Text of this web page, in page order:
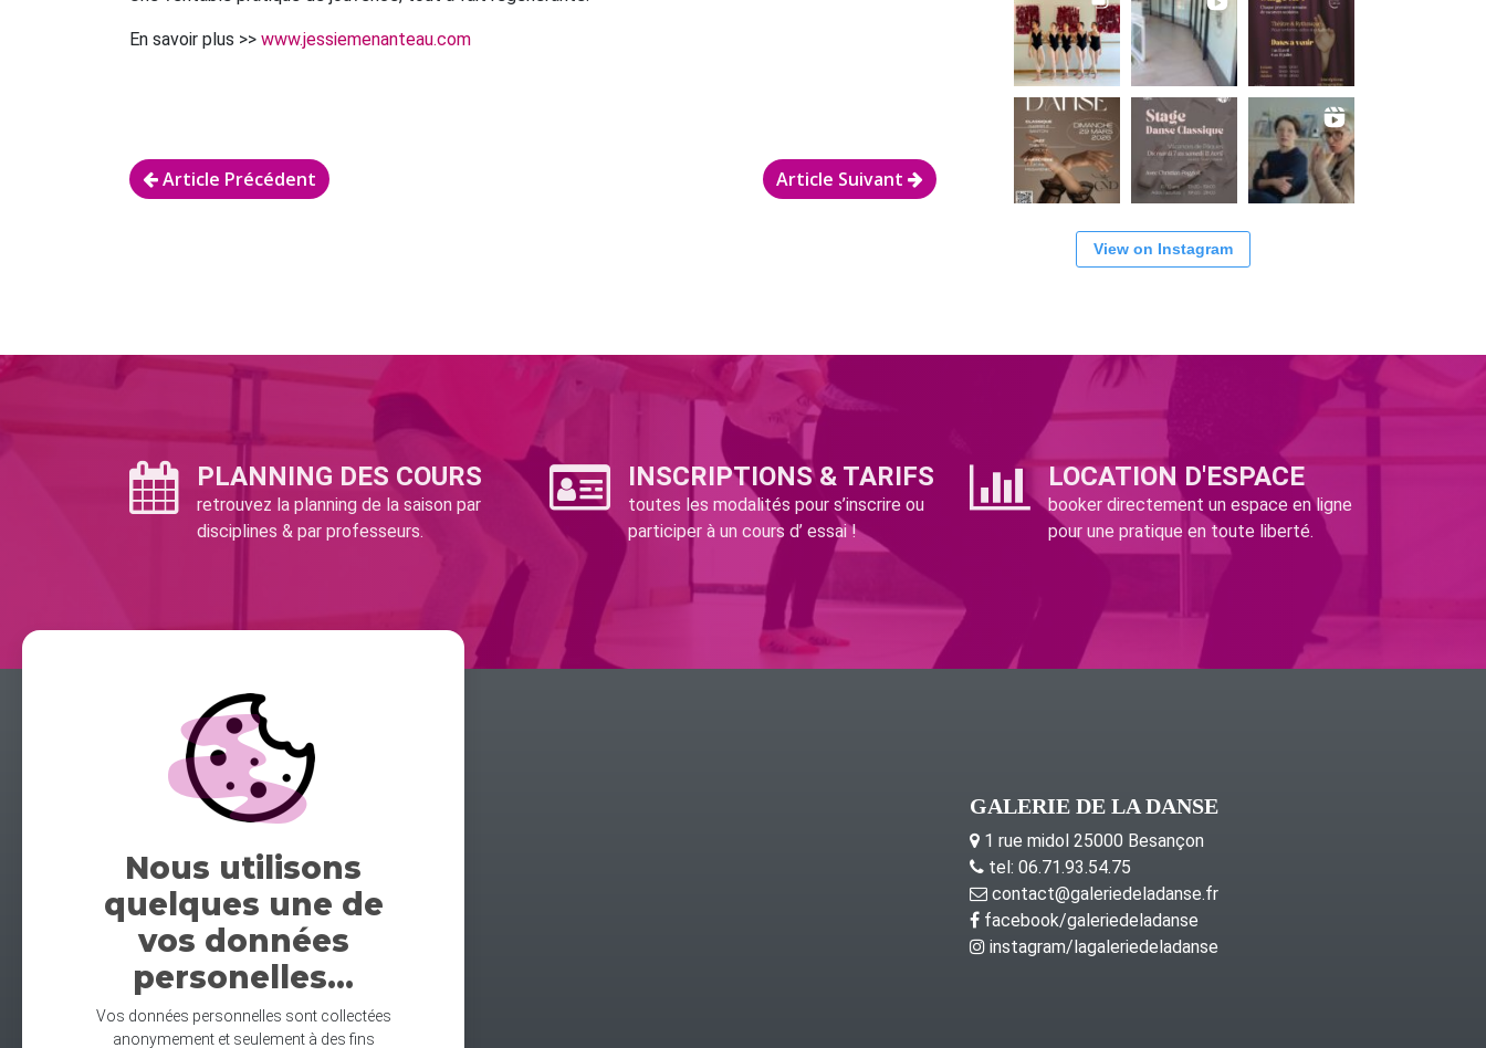
En savoir plus >> www.jessiemenanteau.com
Article Précédent Article Suivant
View on Instagram
PLANNING DES COURS
retrouvez la planning de la saison par
disciplines & par professeurs.
INSCRIPTIONS & TARIFS
toutes les modalités pour s’inscrire ou
participer à un cours d’ essai !
LOCATION D'ESPACE
booker directement un espace en ligne
pour une pratique en toute liberté.
GALERIE DE LA DANSE
1 rue midol 25000 Besançon
tel: 06.71.93.54.75
contact@galeriedeladanse.fr
facebook/galeriedeladanse
instagram/lagaleriedeladanse
Nous utilisons
quelques une de
vos données
personelles...
Vos données personnelles sont collectées
anonymement et seulement à des fins